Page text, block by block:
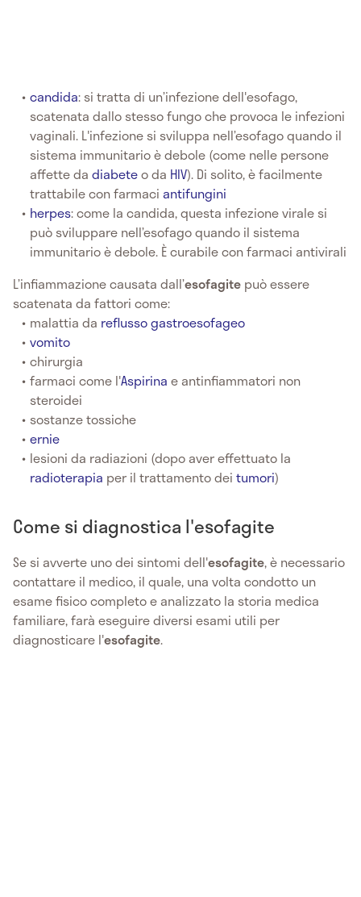
candida: si tratta di un’infezione dell'esofago,
scatenata dallo stesso fungo che provoca le infezioni
vaginali. L'infezione si sviluppa nell’esofago quando il
sistema immunitario è debole (come nelle persone
affette dadiabeteo da HIV). Di solito, è facilmente
trattabile con farmaciantifungini
herpes: come la candida, questa infezione virale si
può sviluppare nell’esofago quando il sistema
immunitario è debole. È curabile con farmaci antivirali
L’infiammazione causata dall’esofagite può essere
scatenata da fattori come:
malattia da reflusso gastroesofageo
vomito
chirurgia
farmaci come l'Aspirina e antinfiammatori non
steroidei
sostanze tossiche
ernie
lesioni da radiazioni (dopo aver effettuato la
radioterapia per il trattamento deitumori)
Come si diagnostica l'esofagite
Se si avverte uno dei sintomi dell'esofagite, è necessario
contattare il medico, il quale, una volta condotto un
esame fisico completo e analizzato la storia medica
familiare, farà eseguire diversi esami utili per
diagnosticare l'esofagite.